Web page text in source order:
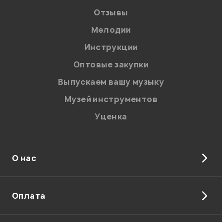
на обработку персональных данных в
Политикой в отношении обработки
персональных данных.
Введите проверочное число:
Отправить
Отзывы
Мелодии
Инструкции
Оптовые закупки
Выпускаем вашу музыку
Музей инструментов
Уценка
О нас
Оплата